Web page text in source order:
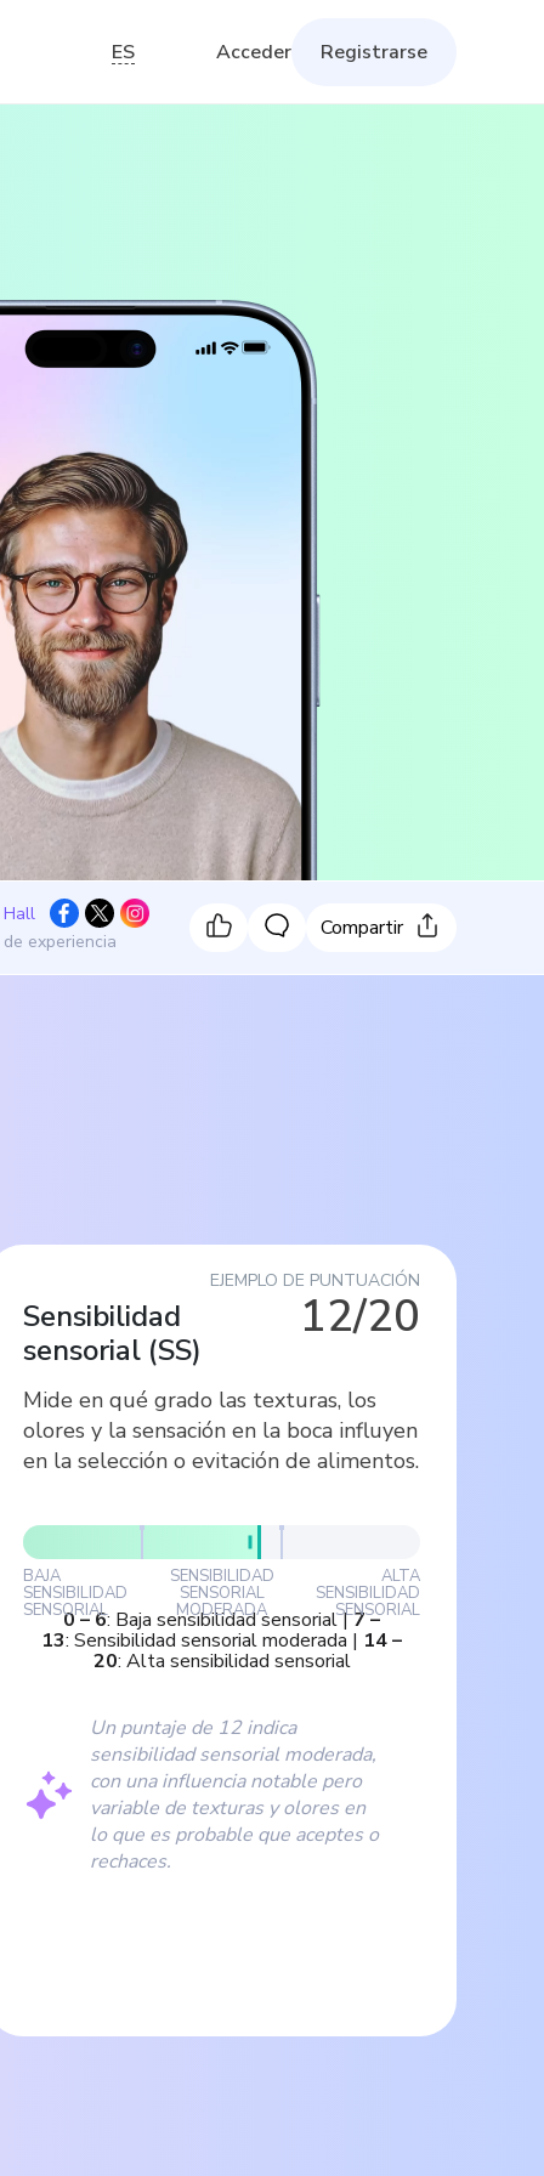
ES Acceder Registrarse
Hall
experiencia
Compartir
EJEMPLO DE PUNTUACIÓN
12/20
Sensibilidad
sensorial (SS)
Mide en qué grado las texturas, los
olores y la sensación en la boca influyen
en la selección o evitación de alimentos.
BAJA
SENSIBILIDAD
SENSORIAL
SENSIBILIDAD
SENSORIAL
MODERADA
ALTA
SENSIBILIDAD
SENSORIAL
0–6: Baja sensibilidad sensorial|7–
13:Sensibilidad sensorial moderada | 14–
20: Alta sensibilidad sensorial
Un puntaje de 12 indica
sensibilidad sensorial moderada,
con una influencia notable pero
variable de texturas y olores en
lo que es probable que aceptes o
rechaces.